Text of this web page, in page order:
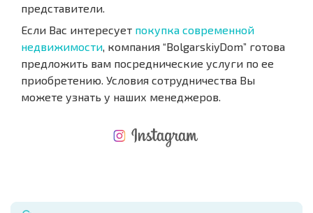
представители.
Если Вас интересует покупка современной
недвижимости , компания “BolgarskiyDom” готова
предложить вам посреднические услуги по ее
приобретению. Условия сотрудничества Вы
можете узнать у наших менеджеров.